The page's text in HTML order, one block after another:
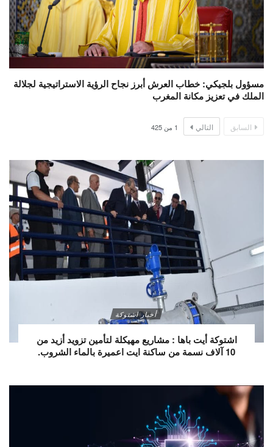
مسؤول بلجيكي: خطاب العرش أبرز نجاح الرؤية الاستراتيجية لجلالة
الملك في تعزيز مكانة المغرب
السابق التالي 1 من 425
أخبار اشتوكة
اشتوكة أيت باها : مشاريع مهيكلة لتأمين تزويد أزيد من
10 آلاف نسمة من ساكنة ايت اعميرة بالماء الشروب.